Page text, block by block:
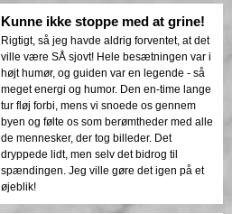
Kunne ikke stoppe med at grine!
Rigtigt, så jeg havde aldrig forventet, at det
ville være SÅ sjovt! Hele besætningen var i
højt humør, og guiden var en legende - så
meget energi og humor. Den en-time lange
tur fløj forbi, mens vi snoede os gennem
byen og følte os som berømtheder med alle
de mennesker, der tog billeder. Det
dryppede lidt, men selv det bidrog til
spændingen. Jeg ville gøre det igen på et
øjeblik!